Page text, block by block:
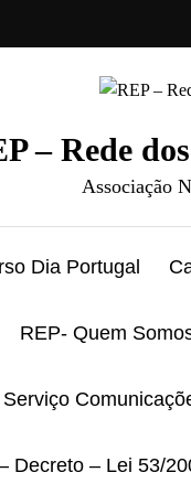
– Rede
Associação
Dia Portugal
REP- Quem
– Lei 53/